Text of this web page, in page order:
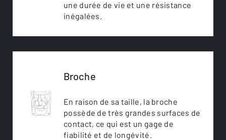
une durée de vie et une résistance
inégalées.
Broche
En raison de sa taille, la broche
possède de très grandes surfaces de
contact, ce qui est un gage de
fiabilité et de longévité.